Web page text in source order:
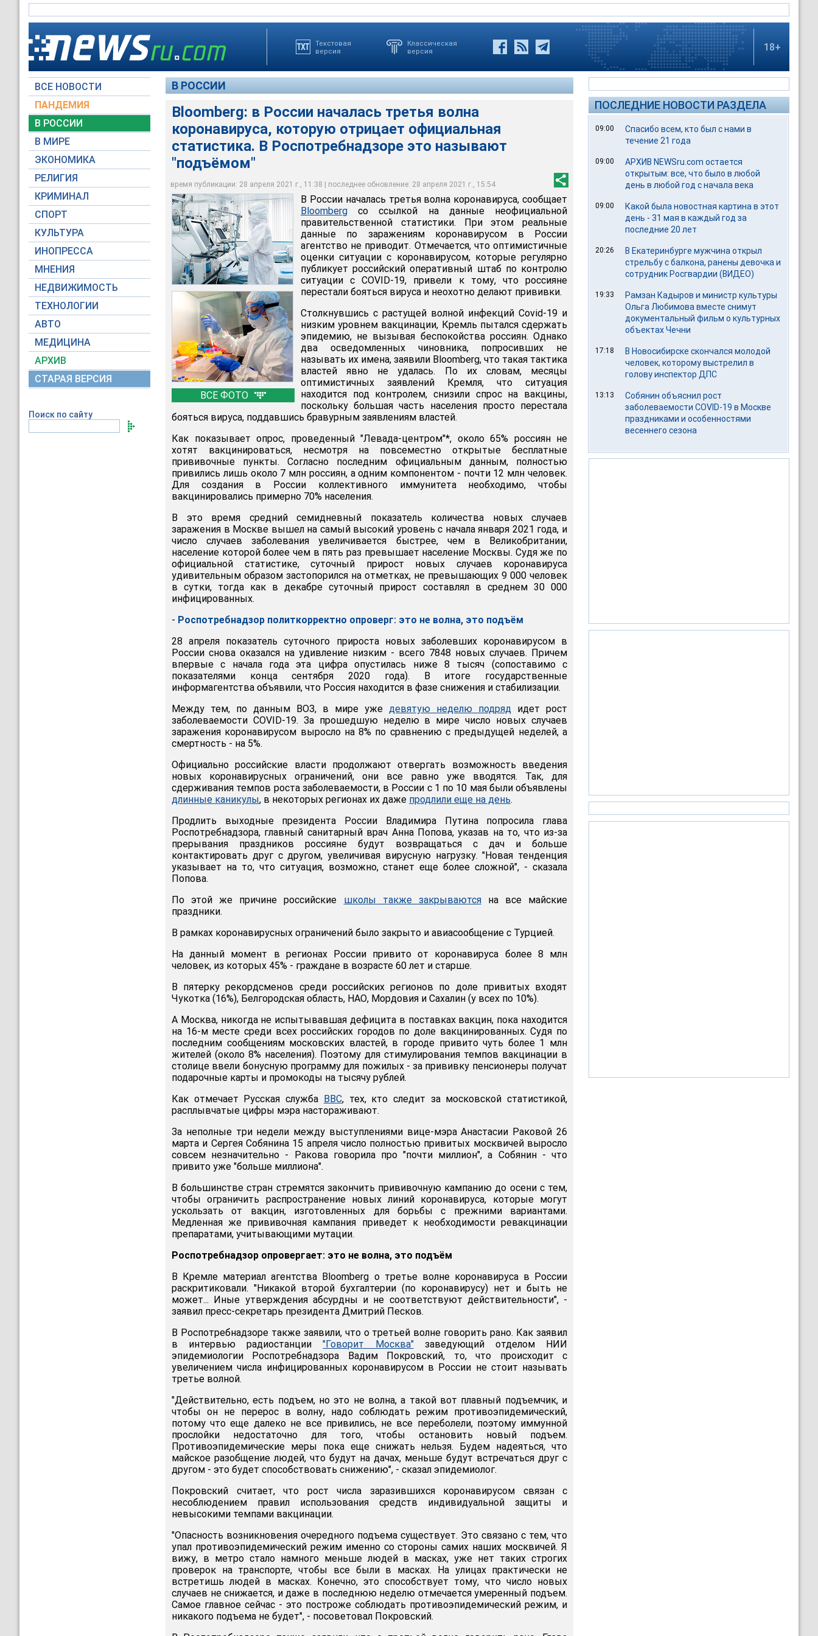
Текстовая
версия
Классическая
версия
18+
ВСЕ НОВОСТИ
ПАНДЕМИЯ
В РОССИИ
В МИРЕ
ЭКОНОМИКА
РЕЛИГИЯ
КРИМИНАЛ
СПОРТ
КУЛЬТУРА
ИНОПРЕССА
МНЕНИЯ
НЕДВИЖИМОСТЬ
ТЕХНОЛОГИИ
АВТО
МЕДИЦИНА
АРХИВ
СТАРАЯ ВЕРСИЯ
Поиск по сайту
В РОССИИ
Bloomberg: в России началась третья волна
коронавируса, которую отрицает официальная
статистика. В Роспотребнадзоре это называют
"подъёмом"
время публикации: 28 апреля 2021 г., 11:38 | последнее обновление: 28 апреля 2021 г., 15:54
ВСЕ ФОТО
В России началась третья волна коронавируса, которую официальная статистика
отрицает
Пресс-служба Мэра и Правительства Москвы / М. Мишин
В России началась третья волна коронавируса, сообщает Bloomberg со ссылкой на
данные неофициальной правительственной статистики. При этом реальные данные
по заражениями коронавирусом в России агентство не приводит
Пресс-служба Мэра и Правительства Москвы / Д. Гришкин
Судя же по официальной статистике, суточный прирост новых случаев коронавируса
удивительным образом застопорился на отметках, не превышающих 9 000 человек в
сутки, тогда как в декабре суточный прирост составлял в среднем 30 000
инфицированных
Пресс-служба Мэра и Правительства Москвы / М. Мишин
В России началась третья волна коронавируса, сообщает
Bloomberg со ссылкой на данные неофициальной
правительственной статистики. При этом реальные
данные по заражениям коронавирусом в России
агентство не приводит. Отмечается, что оптимистичные
оценки ситуации с коронавирусом, которые регулярно
публикует российский оперативный штаб по контролю
ситуации с COVID-19, привели к тому, что россияне
перестали бояться вируса и неохотно делают прививки.
Столкнувшись с растущей волной инфекций Covid-19 и
низким уровнем вакцинации, Кремль пытался сдержать
эпидемию, не вызывая беспокойства россиян. Однако
два осведомленных чиновника, попросивших не
называть их имена, заявили Bloomberg, что такая тактика
властей явно не удалась. По их словам, месяцы
оптимистичных заявлений Кремля, что ситуация
находится под контролем, снизили спрос на вакцины,
поскольку большая часть населения просто перестала
бояться вируса, поддавшись бравурным заявлениям властей.
Как показывает опрос, проведенный "Левада-центром"*, около 65% россиян не
хотят вакцинироваться, несмотря на повсеместно открытые бесплатные
прививочные пункты. Согласно последним официальным данным, полностью
привились лишь около 7 млн россиян, а одним компонентом - почти 12 млн человек.
Для создания в России коллективного иммунитета необходимо, чтобы
вакцинировались примерно 70% населения.
В это время средний семидневный показатель количества новых случаев
заражения в Москве вышел на самый высокий уровень с начала января 2021 года, и
число случаев заболевания увеличивается быстрее, чем в Великобритании,
население которой более чем в пять раз превышает население Москвы. Судя же по
официальной статистике, суточный прирост новых случаев коронавируса
удивительным образом застопорился на отметках, не превышающих 9 000 человек
в сутки, тогда как в декабре суточный прирост составлял в среднем 30 000
инфицированных.
- Роспотребнадзор политкорректно опроверг: это не волна, это подъём
28 апреля показатель суточного прироста новых заболевших коронавирусом в
России снова оказался на удивление низким - всего 7848 новых случаев. Причем
впервые с начала года эта цифра опустилась ниже 8 тысяч (сопоставимо с
показателями конца сентября 2020 года). В итоге государственные
информагентства объявили, что Россия находится в фазе снижения и стабилизации.
Между тем, по данным ВОЗ, в мире уже девятую неделю подряд идет рост
заболеваемости COVID-19. За прошедшую неделю в мире число новых случаев
заражения коронавирусом выросло на 8% по сравнению с предыдущей неделей, а
смертность - на 5%.
Официально российские власти продолжают отвергать возможность введения
новых коронавирусных ограничений, они все равно уже вводятся. Так, для
сдерживания темпов роста заболеваемости, в России с 1 по 10 мая были объявлены
длинные каникулы, в некоторых регионах их даже продлили еще на день.
Продлить выходные президента России Владимира Путина попросила глава
Роспотребнадзора, главный санитарный врач Анна Попова, указав на то, что из-за
прерывания праздников россияне будут возвращаться с дач и больше
контактировать друг с другом, увеличивая вирусную нагрузку. "Новая тенденция
указывает на то, что ситуация, возможно, станет еще более сложной", - сказала
Попова.
По этой же причине российские школы также закрываютсяна все майские
праздники.
В рамках коронавирусных ограничений было закрыто и авиасообщение с Турцией.
На данный момент в регионах России привито от коронавируса более 8 млн
человек, из которых 45% - граждане в возрасте 60 лет и старше.
В пятерку рекордсменов среди российских регионов по доле привитых входят
Чукотка (16%), Белгородская область, НАО, Мордовия и Сахалин (у всех по 10%).
А Москва, никогда не испытывавшая дефицита в поставках вакцин, пока находится
на 16-м месте среди всех российских городов по доле вакцинированных. Судя по
последним сообщениям московских властей, в городе привито чуть более 1 млн
жителей (около 8% населения). Поэтому для стимулирования темпов вакцинации в
столице ввели бонусную программу для пожилых - за прививку пенсионеры получат
подарочные карты и промокоды на тысячу рублей.
Как отмечает Русская служба BBC, тех, кто следит за московской статистикой,
расплывчатые цифры мэра настораживают.
За неполные три недели между выступлениями вице-мэра Анастасии Раковой 26
марта и Сергея Собянина 15 апреля число полностью привитых москвичей выросло
совсем незначительно - Ракова говорила про "почти миллион", а Собянин - что
привито уже "больше миллиона".
В большинстве стран стремятся закончить прививочную кампанию до осени с тем,
чтобы ограничить распространение новых линий коронавируса, которые могут
ускользать от вакцин, изготовленных для борьбы с прежними вариантами.
Медленная же прививочная кампания приведет к необходимости ревакцинации
препаратами, учитывающими мутации.
Роспотребнадзор опровергает: это не волна, это подъём
В Кремле материал агентства Bloomberg о третье волне коронавируса в России
раскритиковали. "Никакой второй бухгалтерии (по коронавирусу) нет и быть не
может... Иные утверждения абсурдны и не соответствуют действительности", -
заявил пресс-секретарь президента Дмитрий Песков.
В Роспотребнадзоре также заявили, что о третьей волне говорить рано. Как заявил
в интервью радиостанции"Говорит Москва"заведующий отделом НИИ
эпидемиологии Роспотребнадзора Вадим Покровский, то, что происходит с
увеличением числа инфицированных коронавирусом в России не стоит называть
третье волной.
"Действительно, есть подъем, но это не волна, а такой вот плавный подъемчик, и
чтобы он не перерос в волну, надо соблюдать режим противоэпидемический,
потому что еще далеко не все привились, не все переболели, поэтому иммунной
прослойки недостаточно для того, чтобы остановить новый подъем.
Противоэпидемические меры пока еще снижать нельзя. Будем надеяться, что
майское разобщение людей, что будут на дачах, меньше будут встречаться друг с
другом - это будет способствовать снижению", - сказал эпидемиолог.
Покровский считает, что рост числа заразившихся коронавирусом связан с
несоблюдением правил использования средств индивидуальной защиты и
невысокими темпами вакцинации.
"Опасность возникновения очередного подъема существует. Это связано с тем, что
упал противоэпидемический режим именно со стороны самих наших москвичей. Я
вижу, в метро стало намного меньше людей в масках, уже нет таких строгих
проверок на транспорте, чтобы все были в масках. На улицах практически не
встретишь людей в масках. Конечно, это способствует тому, что число новых
случаев не снижается, и даже в последнюю неделю отмечается умеренный подъем.
Самое главное сейчас - это построже соблюдать противоэпидемический режим, и
никакого подъема не будет", - посоветовал Покровский.
ПОСЛЕДНИЕ НОВОСТИ РАЗДЕЛА
09:00
Спасибо всем, кто был с нами в
течение 21 года
09:00
АРХИВ NEWSru.com остается
открытым: все, что было в любой
день в любой год с начала века
09:00
Какой была новостная картина в этот
день - 31 мая в каждый год за
последние 20 лет
20:26
В Екатеринбурге мужчина открыл
стрельбу с балкона, ранены девочка и
сотрудник Росгвардии (ВИДЕО)
19:33
Рамзан Кадыров и министр культуры
Ольга Любимова вместе снимут
документальный фильм о культурных
объектах Чечни
17:18
В Новосибирске скончался молодой
человек, которому выстрелил в
голову инспектор ДПС
13:13
Собянин объяснил рост
заболеваемости COVID-19 в Москве
праздниками и особенностями
весеннего сезона